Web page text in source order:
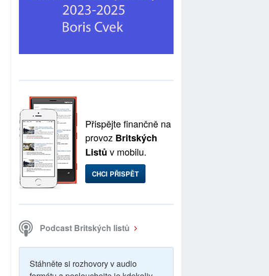
Přispějte finančně na
provoz Britských
Listů v mobilu.
CHCI PŘISPĚT
Podcast Britských listů
Stáhněte si rozhovory v audio